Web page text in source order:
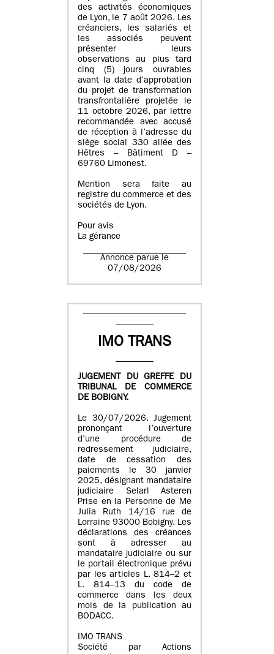
des activités économiques
de Lyon, le 7 août 2026. Les
créanciers, les salariés et
les associés peuvent
présenter leurs
observations au plus tard
cinq (5) jours ouvrables
avant la date d’approbation
du projet de transformation
transfrontalière projetée le
11 octobre 2026, par lettre
recommandée avec accusé
de réception à l’adresse du
siège social 330 allée des
Hêtres – Bâtiment D –
69760 Limonest.
Mention sera faite au
registre du commerce et des
sociétés de Lyon.
Pour avis
La gérance
Annonce parue le
07/08/2026
IMO TRANS
JUGEMENT DU GREFFE DU
TRIBUNAL DE COMMERCE
DE BOBIGNY.
Le 30/07/2026. Jugement
prononçant l’ouverture
d’une procédure de
redressement judiciaire,
date de cessation des
paiements le 30 janvier
2025, désignant mandataire
judiciaire Selarl Asteren
Prise en la Personne de Me
Julia Ruth 14/16 rue de
Lorraine 93000 Bobigny. Les
déclarations des créances
sont à adresser au
mandataire judiciaire ou sur
le portail électronique prévu
par les articles L. 814–2 et
L. 814–13 du code de
commerce dans les deux
mois de la publication au
BODACC.
IMO TRANS
Société par Actions